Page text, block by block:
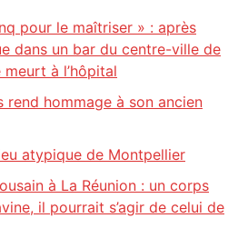
pour le maîtriser » : après
dans un bar du centre-ville de
à l’hôpital
rend hommage à son ancien
atypique de Montpellier
à La Réunion : un corps
il pourrait s’agir de celui de